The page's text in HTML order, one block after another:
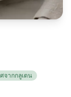
จากกลูเตน